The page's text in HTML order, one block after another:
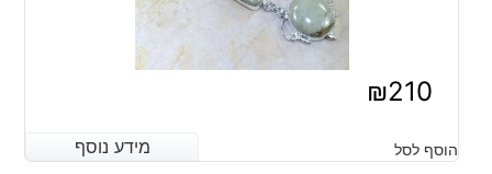
₪210
מידע נוסף הוסף לסל מידע נוסף